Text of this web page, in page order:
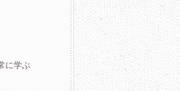
に学ぶ